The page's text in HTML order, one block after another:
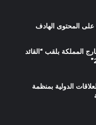
على المحتوى الهادف
المملكة بلقب “القائد
الدولية بمنظمة